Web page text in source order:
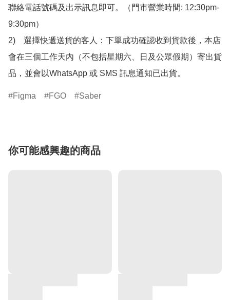
聯絡電話號碼及出示訊息即可。（門市營業時間: 12:30pm-
9:30pm）
2)　選擇快遞送貨的客人：下單成功確認收到貨款後，本店
會在三個工作天內（不包括星期六、日及公眾假期）寄出貨
品，並會以WhatsApp 或 SMS 訊息通知已出貨。
Figma FGO Saber
你可能感興趣的商品